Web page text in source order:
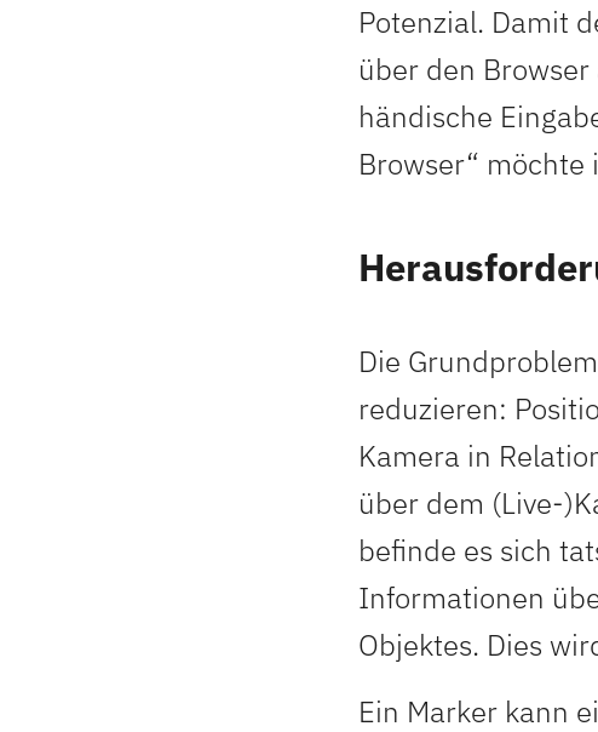
Potenzial. Damit
über den
händische
Browser“
Die
reduzieren:
Kamera in
über dem (Live-
befinde es sich
Informationen
Objektes. Dies
Ein Marker kann